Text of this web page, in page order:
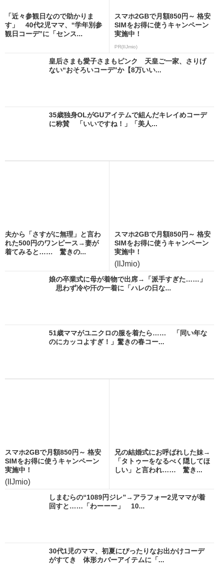
「近々参観日なので助かりま
す」 40代2児ママ、“学年別参
観日コーデ”に「センス...
スマホ2GBで月額850円～ 格安
SIMをお得に使うキャンペーン
実施中！
PR(IIJmio)
皇后さまも愛子さまもピンク 天皇ご一家、さりげ
ない“おそろいコーデ”か【8万いい...
35歳独身OLがGUアイテムで組んだキレイめコーデ
に称賛 「いいですね！」「美人...
夫から「さすがに無理」と言わ
れた500円のワンピース→妻が
着てみると…… 驚きの...
スマホ2GBで月額850円～ 格安
SIMをお得に使うキャンペーン
実施中！
(IIJmio)
娘の卒業式に母が着物で出席→「派手すぎた……」
思わず冷や汗の一着に「ハレの日な...
51歳ママがユニクロの服を着たら…… 「同い年な
のにカッコよすぎ！」驚きの春コー...
スマホ2GBで月額850円～ 格安
SIMをお得に使うキャンペーン
実施中！
(IIJmio)
兄の結婚式にお呼ばれした妹→
「タトゥーをなるべく隠してほ
しい」と言われ…… 驚き...
しまむらの“1089円ジレ”→アラフォー2児ママが着
回すと……「わーーー」 10...
30代1児のママ、初夏にぴったりなお出かけコーデ
がすてき 体形カバーアイテムに「...